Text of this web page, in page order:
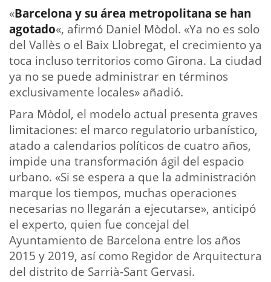
«Barcelona y su área metropolitana se han
agotado«, afirmó Daniel Mòdol. «Ya no es solo
del Vallès o el Baix Llobregat, el crecimiento ya
toca incluso territorios como Girona. La ciudad
ya no se puede administrar en términos
exclusivamente locales» añadió.
Para Mòdol, el modelo actual presenta graves
limitaciones: el marco regulatorio urbanístico,
atado a calendarios políticos de cuatro años,
impide una transformación ágil del espacio
urbano. «Si se espera a que la administración
marque los tiempos, muchas operaciones
necesarias no llegarán a ejecutarse», anticipó
el experto, quien fue concejal del
Ayuntamiento de Barcelona entre los años
2015 y 2019, así como Regidor de Arquitectura
del distrito de Sarrià-Sant Gervasi.